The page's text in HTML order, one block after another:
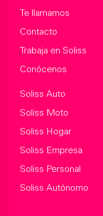
Te llamamos
Contacto
Trabaja en Soliss
Conócenos
Soliss Auto
Soliss Moto
Soliss Hogar
Soliss Empresa
Soliss Personal
Soliss Autónomo